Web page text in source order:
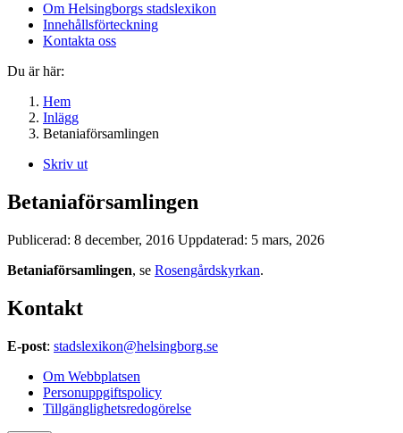
Om Helsingborgs stadslexikon
Innehållsförteckning
Kontakta oss
Du är här:
Hem
Inlägg
Betaniaförsamlingen
Skriv ut
Betaniaförsamlingen
Publicerad: 8 december, 2016 Uppdaterad: 5 mars, 2026
Betaniaförsamlingen, se Rosengårdskyrkan.
Kontakt
E-post: stadslexikon@helsingborg.se
Om Webbplatsen
Personuppgiftspolicy
Tillgänglighetsredogörelse